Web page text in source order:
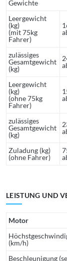
Gewichte
Leergewicht
(kg)
(mit 75kg
Fahrer)
zulässiges
Gesamtgewicht
(kg)
Leergewicht
(kg)
(ohne 75kg
Fahrer)
zulässiges
Gesamtgewicht
(kg)
Zuladung (kg)
(ohne Fahrer)
LEISTUNG UND
Motor
(km/h)
Beschleunigung